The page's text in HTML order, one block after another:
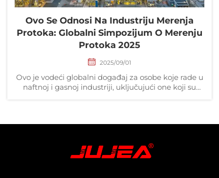
Ovo Se Odnosi Na Industriju Merenja
Protoka: Globalni Simpozijum O Merenju
Protoka 2025
2025/09/01
Ovo je vodeći globalni događaj za osobe koje rade u
naftnoj i gasnoj industriji, uključujući one koji su
gasnoj industriji...